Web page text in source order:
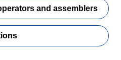
and assemblers